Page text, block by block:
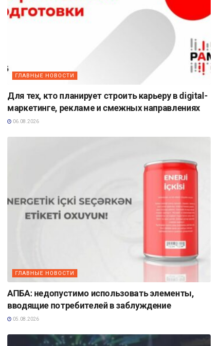
ГЛАВНЫЕ НОВОСТИ
Для тех, кто планирует строить карьеру в digital-
маркетинге, рекламе и смежных направлениях
06.08.2026
ГЛАВНЫЕ НОВОСТИ
АПБА: недопустимо использовать элементы,
вводящие потребителей в заблуждение
05.08.2026